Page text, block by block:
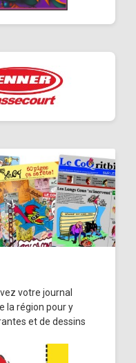
votre journal
la région pour y
et de dessins